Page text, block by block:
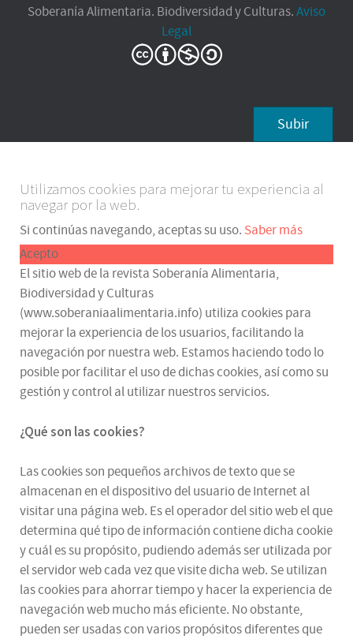
Soberanía Alimentaria. Biodiversidad y Culturas.Aviso
Legal
Subir
Utilizamos cookies para mejorar tu experiencia al
navegar por la web.
Si continúas navegando, aceptas su uso. Saber más
Acepto
El sitio web de la revista Soberanía Alimentaria,
Biodiversidad y Culturas
(www.soberaniaalimentaria.info) utiliza cookies para
mejorar la experiencia de los usuarios, facilitando la
navegación por nuestra web. Estamos haciendo todo lo
posible por facilitar el uso de dichas cookies, así como su
gestión y control al utilizar nuestros servicios.
¿Qué son las cookies?
Las cookies son pequeños archivos de texto que se
almacenan en el dispositivo del usuario de Internet al
visitar una página web. Es el operador del sitio web el que
determina qué tipo de información contiene dicha cookie
y cuál es su propósito, pudiendo además ser utilizada por
el servidor web cada vez que visite dicha web. Se utilizan
las cookies para ahorrar tiempo y hacer la experiencia de
navegación web mucho más eficiente. No obstante,
pueden ser usadas con varios propósitos diferentes que